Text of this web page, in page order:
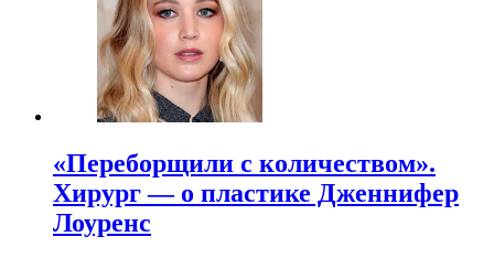
«Переборщили с количеством».
Хирург — о пластике Дженнифер
Лоуренс